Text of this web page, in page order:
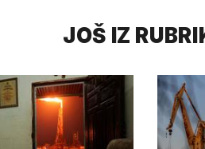
JOŠ IZ